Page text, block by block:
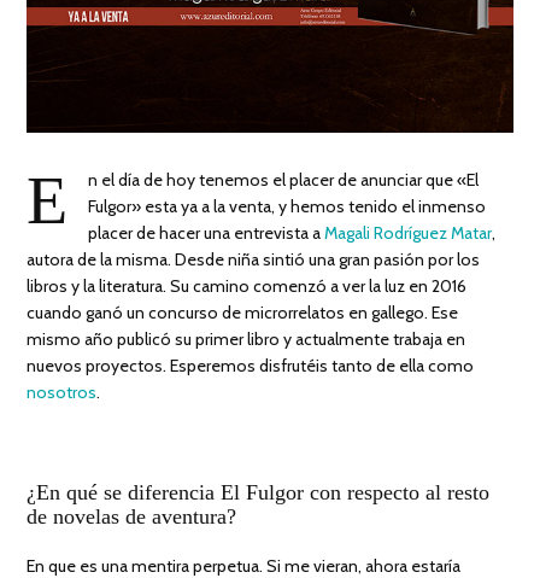
E
n el día de hoy tenemos el placer de anunciar que «El
Fulgor» esta ya a la venta, y hemos tenido el inmenso
placer de hacer una entrevista aMagali Rodríguez Matar,
autora de la misma. Desde niña sintió una gran pasión por los
libros y la literatura. Su camino comenzó a ver la luz en 2016
cuando ganó un concurso de microrrelatos en gallego. Ese
mismo año publicó su primer libro y actualmente trabaja en
nuevos proyectos. Esperemos disfrutéis tanto de ella como
nosotros.
¿En qué se diferencia El Fulgor con respecto al resto
de novelas de aventura?
En que es una mentira perpetua. Si me vieran, ahora estaría